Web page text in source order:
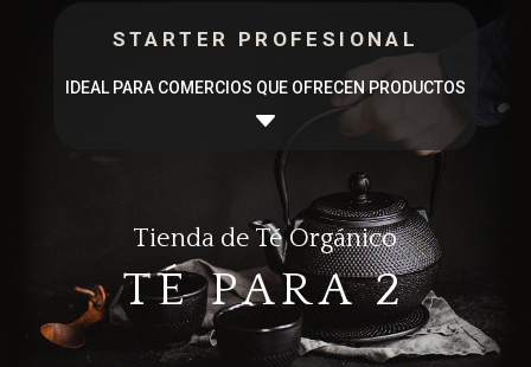
STARTER PROFESIONAL
IDEAL PARA COMERCIOS QUE OFRECEN PRODUCTOS
C
Tienda de Té Orgánico
TÉ PARA 2